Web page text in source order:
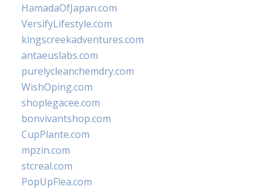
HamadaOfJapan.com
VersifyLifestyle.com
kingscreekadventures.com
antaeuslabs.com
purelycleanchemdry.com
WishOping.com
shoplegacee.com
bonvivantshop.com
CupPlante.com
mpzin.com
stcreal.com
PopUpFlea.com